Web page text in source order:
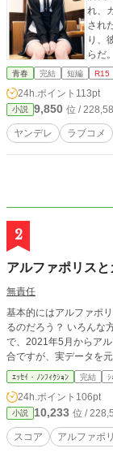
れ、
され
り、
らだ
なる
たしてあげる」 そん
さり
青春 完結 短編 R15
24h.ポイント 113pt
小説 9,850 位 /
ヤンデレ ラブコメ
2
アルファポリス
無責任
基本的にはアルファポ
るのだろう？ いろんな方の想いがあるのかと・・・。 2021年4月からカクヨム
で、2021年5月からアルファポ
合ですが、実データを元
ｴｯｾｲ・ﾉﾝﾌｨｸｼｮﾝ 完結 ｼ
24h.ポイント 106pt
小説 10,233 位 /
スコア アルファポ